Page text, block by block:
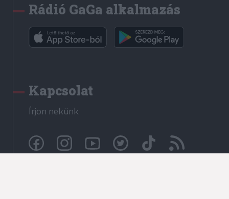
Rádió GaGa alkalmazás
Kapcsolat
Írjon nekünk